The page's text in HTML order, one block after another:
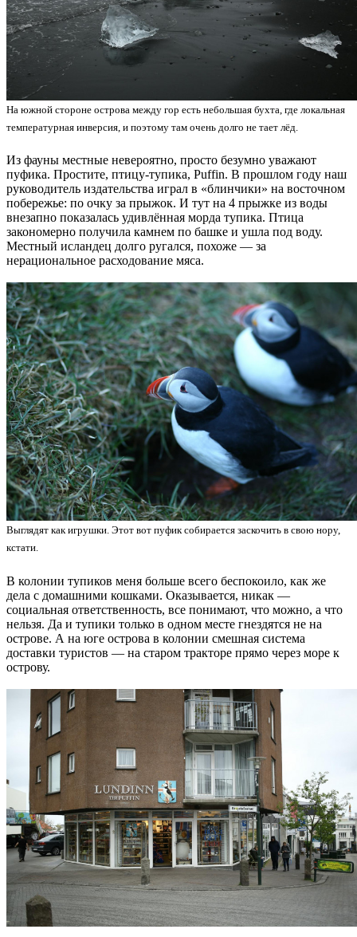
На южной стороне острова между гор есть небольшая бухта, где локальная
температурная инверсия, и поэтому там очень долго не тает лёд.
Из фауны местные невероятно, просто безумно уважают
пуфика. Простите, птицу-тупика, Puffin. В прошлом году наш
руководитель издательства играл в «блинчики» на восточном
побережье: по очку за прыжок. И тут на 4 прыжке из воды
внезапно показалась удивлённая морда тупика. Птица
закономерно получила камнем по башке и ушла под воду.
Местный исландец долго ругался, похоже — за
нерациональное расходование мяса.
Выглядят как игрушки. Этот вот пуфик собирается заскочить в свою нору,
кстати.
В колонии тупиков меня больше всего беспокоило, как же
дела с домашними кошками. Оказывается, никак —
социальная ответственность, все понимают, что можно, а что
нельзя. Да и тупики только в одном месте гнездятся не на
острове. А на юге острова в колонии смешная система
доставки туристов — на старом тракторе прямо через море к
острову.